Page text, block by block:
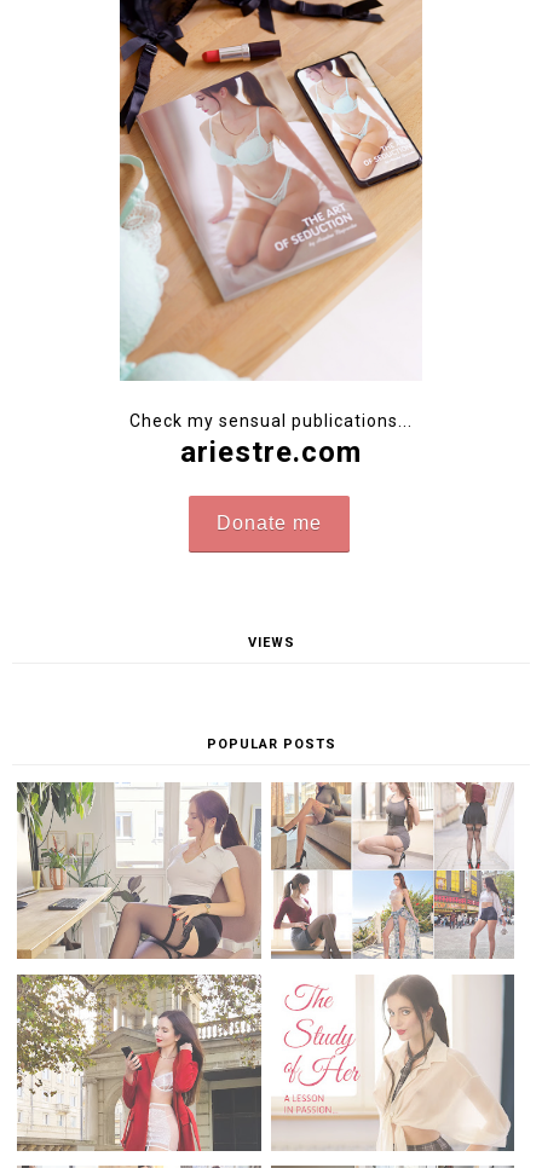
Check my sensual publications...
ariestre.com
Donate me
VIEWS
POPULAR POSTS